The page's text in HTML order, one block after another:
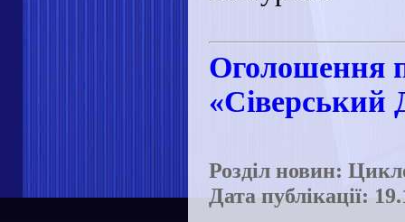
Оголошення
«Сіверський
Розділ новин:
Дата публікації: